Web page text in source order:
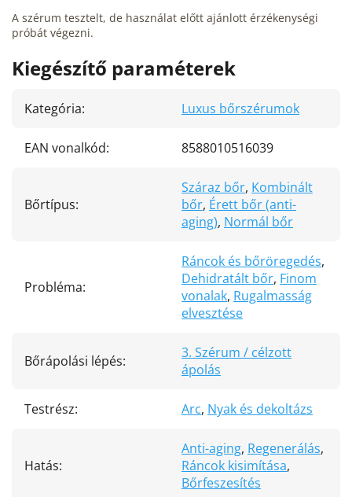
A szérum tesztelt, de használat előtt ajánlott érzékenységi
próbát végezni.
Kiegészítő paraméterek
Kategória: Luxus bőrszérumok
EAN vonalkód: 8588010516039
Bőrtípus:
Száraz bőr, Kombinált
bőr, Érett bőr (anti-
aging), Normál bőr
Probléma:
Ráncok és bőröregedés,
Dehidratált bőr, Finom
vonalak, Rugalmasság
elvesztése
Bőrápolási lépés:
3. Szérum / célzott
ápolás
Testrész: Arc, Nyak és dekoltázs
Hatás:
Anti-aging, Regenerálás,
Ráncok kisimítása,
Bőrfeszesítés